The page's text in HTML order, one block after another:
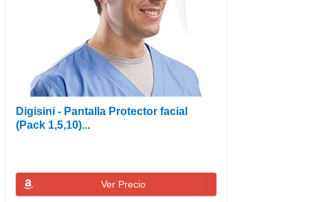
Digisini - Pantalla Protector facial
(Pack 1,5,10)...
Ver Precio